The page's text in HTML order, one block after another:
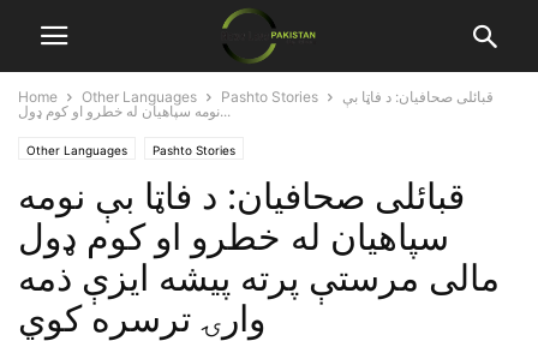
Home Other Languages Pashto Stories
قبائلى صحافيان: د فاټا بې
نومه سپاهيان له خطرو او کوم ډول...
Other Languages Pashto Stories
قبائلى صحافيان: د فاټا بې نومه
سپاهيان له خطرو او کوم ډول
مالى مرستې پرته پيشه ايزې ذمه
وارۍ ترسره کوي